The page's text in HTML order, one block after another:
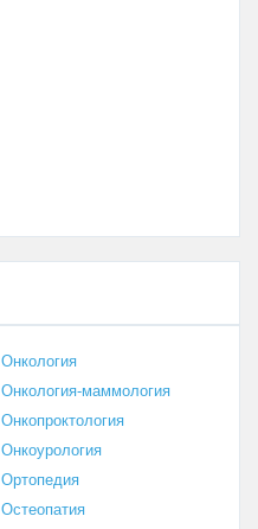
Онкология
Онкология-маммология
Онкопроктология
Онкоурология
Ортопедия
Остеопатия